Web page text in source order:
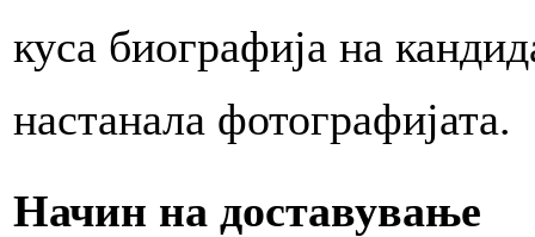
куса биографија на
настанала фотографијата.
Начин на доставување